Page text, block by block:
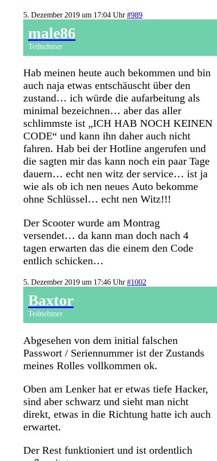
5. Dezember 2019 um 17:04 Uhr #989
male86
Teilnehmer
Hab meinen heute auch bekommen und bin
auch naja etwas entschäuscht über den
zustand… ich würde die aufarbeitung als
minimal bezeichnen… aber das aller
schlimmste ist „ICH HAB NOCH KEINEN
CODE“ und kann ihn daher auch nicht
fahren. Hab bei der Hotline angerufen und
die sagten mir das kann noch ein paar Tage
dauern… echt nen witz der service… ist ja
wie als ob ich nen neues Auto bekomme
ohne Schlüssel… echt nen Witz!!!
Der Scooter wurde am Montrag
versendet… da kann man doch nach 4
tagen erwarten das die einem den Code
entlich schicken…
5. Dezember 2019 um 17:46 Uhr #1002
Baxtor
Teilnehmer
Abgesehen von dem initial falschen
Passwort / Seriennummer ist der Zustands
meines Rolles vollkommen ok.
Oben am Lenker hat er etwas tiefe Hacker,
sind aber schwarz und sieht man nicht
direkt, etwas in die Richtung hatte ich auch
erwartet.
Der Rest funktioniert und ist ordentlich